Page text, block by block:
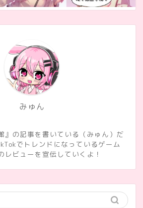
みゅん
』の記事を書いている（みゅん）だ
でトレンドになっているゲーム
レビューを宣伝していくよ！